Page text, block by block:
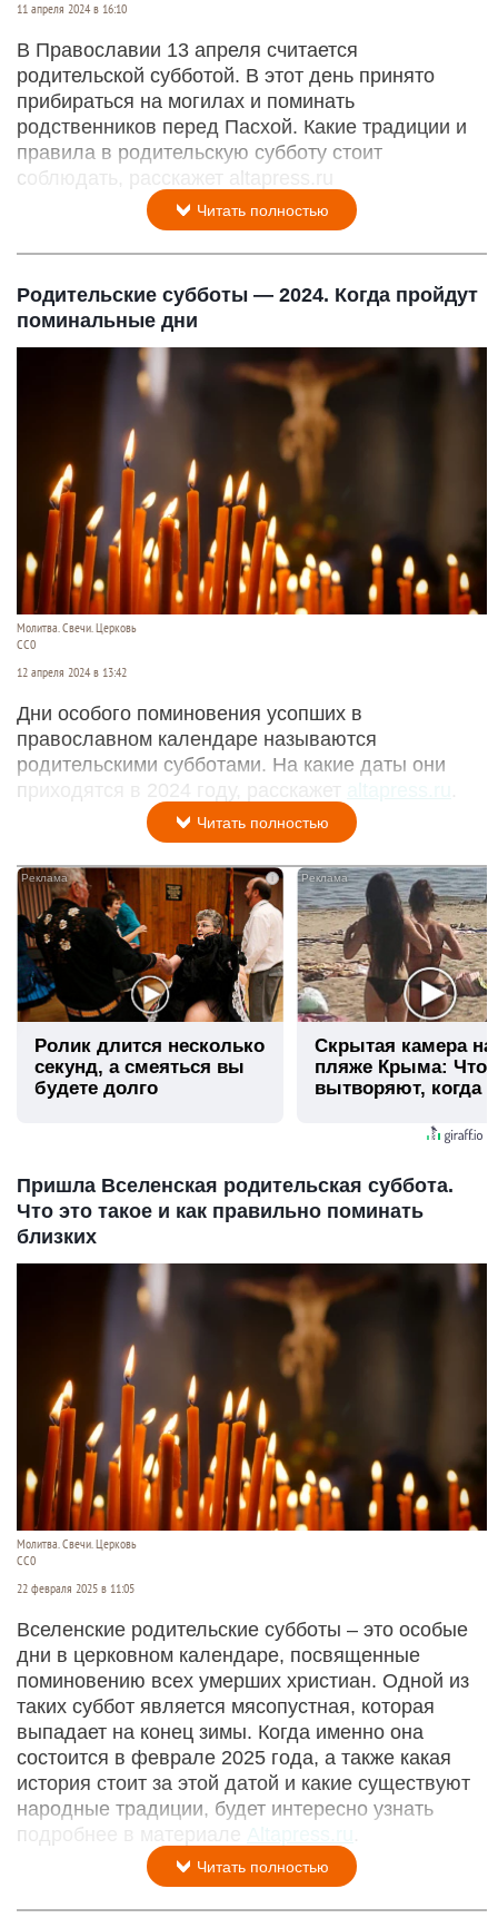
11 апреля 2024 в 16:10
В Православии 13 апреля считается
родительской субботой. В этот день принято
прибираться на могилах и поминать
родственников перед Пасхой. Какие традиции и
правила в родительскую субботу стоит
соблюдать, расскажет altapress.ru
Читать полностью
Родительские субботы — 2024. Когда пройдут
поминальные дни
Молитва. Свечи. Церковь
СС0
12 апреля 2024 в 13:42
Дни особого поминовения усопших в
православном календаре называются
родительскими субботами. На какие даты они
приходятся в 2024 году, расскажет
altapress.ru
Читать полностью
Ролик длится несколько
секунд, а смеяться вы
будете долго
Скрытая камера на
пляже Крыма: Что
вытворяют, когда
Пришла Вселенская родительская суббота.
Что это такое и как правильно поминать
близких
Молитва. Свечи. Церковь
СС0
22 февраля 2025 в 11:05
Вселенские родительские субботы – это особые
дни в церковном календаре, посвященные
поминовению всех умерших христиан. Одной из
таких суббот является мясопустная, которая
выпадает на конец зимы. Когда именно она
состоится в феврале 2025 года, а также какая
история стоит за этой датой и какие существуют
народные традиции, будет интересно узнать
подробнее в материале
Altapress.ru
Читать полностью